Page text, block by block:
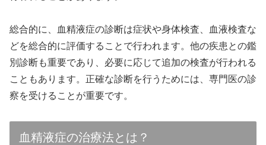
総合的に、血精液症の診断は症状や身体検査、血液検査な
どを総合的に評価することで行われます。他の疾患との鑑
別診断も重要であり、必要に応じて追加の検査が行われる
こともあります。正確な診断を行うためには、専門医の診
察を受けることが重要です。
血精液症の治療法とは？